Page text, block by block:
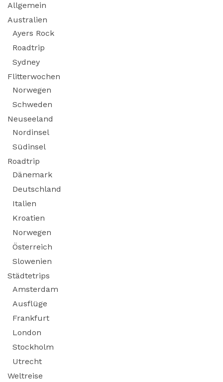
Allgemein
Australien
Ayers Rock
Roadtrip
Sydney
Flitterwochen
Norwegen
Schweden
Neuseeland
Nordinsel
Südinsel
Roadtrip
Dänemark
Deutschland
Italien
Kroatien
Norwegen
Österreich
Slowenien
Städtetrips
Amsterdam
Ausflüge
Frankfurt
London
Stockholm
Utrecht
Weltreise